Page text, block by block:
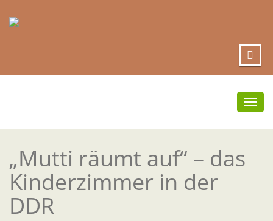
„Mutti räumt auf“ – das
Kinderzimmer in der
DDR